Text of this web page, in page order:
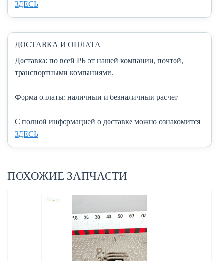
ЗДЕСЬ
ДОСТАВКА И ОПЛАТА
Доставка: по всей РБ от нашей компании, почтой,
транспортными компаниями.
Форма оплаты: наличный и безналичный расчет
C полной информацией о доставке можно ознакомится
ЗДЕСЬ
ПОХОЖИЕ ЗАПЧАСТИ